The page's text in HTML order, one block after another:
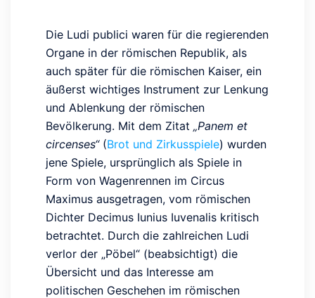
Die Ludi publici waren für die regierenden
Organe in der römischen Republik, als
auch später für die römischen Kaiser, ein
äußerst wichtiges Instrument zur Lenkung
und Ablenkung der römischen
Bevölkerung. Mit dem Zitat „Panem et
circenses“(Brot und Zirkusspiele) wurden
jene Spiele, ursprünglich als Spiele in
Form von Wagenrennen im Circus
Maximus ausgetragen, vom römischen
Dichter Decimus Iunius Iuvenalis kritisch
betrachtet. Durch die zahlreichen Ludi
verlor der „Pöbel“ (beabsichtigt) die
Übersicht und das Interesse am
politischen Geschehen im römischen